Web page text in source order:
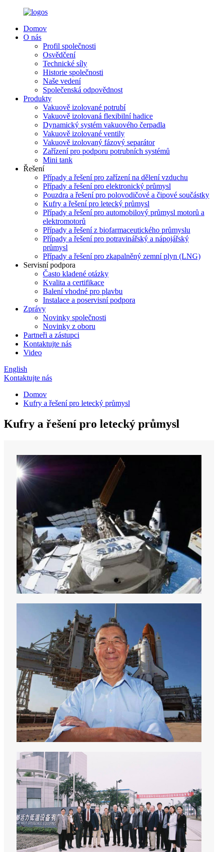
Domov
O nás
Profil společnosti
Osvědčení
Technické síly
Historie společnosti
Naše vedení
Společenská odpovědnost
Produkty
Vakuově izolované potrubí
Vakuově izolovaná flexibilní hadice
Dynamický systém vakuového čerpadla
Vakuově izolované ventily
Vakuově izolovaný fázový separátor
Zařízení pro podporu potrubních systémů
Mini tank
Řešení
Případy a řešení pro zařízení na dělení vzduchu
Případy a řešení pro elektronický průmysl
Pouzdra a řešení pro polovodičové a čipové součástky
Kufry a řešení pro letecký průmysl
Případy a řešení pro automobilový průmysl motorů a
elektromotorů
Případy a řešení z biofarmaceutického průmyslu
Případy a řešení pro potravinářský a nápojářský
průmysl
Případy a řešení pro zkapalněný zemní plyn (LNG)
Servisní podpora
Často kladené otázky
Kvalita a certifikace
Balení vhodné pro plavbu
Instalace a poservisní podpora
Zprávy
Novinky společnosti
Novinky z oboru
Partneři a zástupci
Kontaktujte nás
Video
English
Kontaktujte nás
Domov
Kufry a řešení pro letecký průmysl
Kufry a řešení pro letecký průmysl